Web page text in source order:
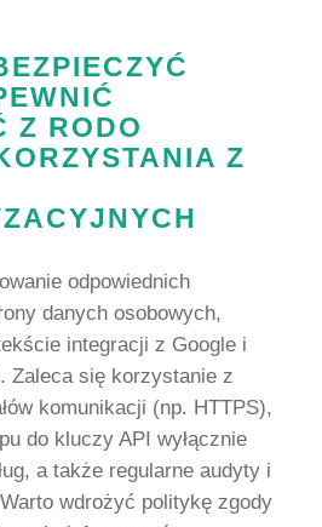
Z RODO
Z
odpowiednich
danych osobowych,
integracji z Google i
Zaleca się korzystanie z
komunikacji (np. HTTPS),
do kluczy API wyłącznie
a także regularne audyty i
wdrożyć politykę zgody